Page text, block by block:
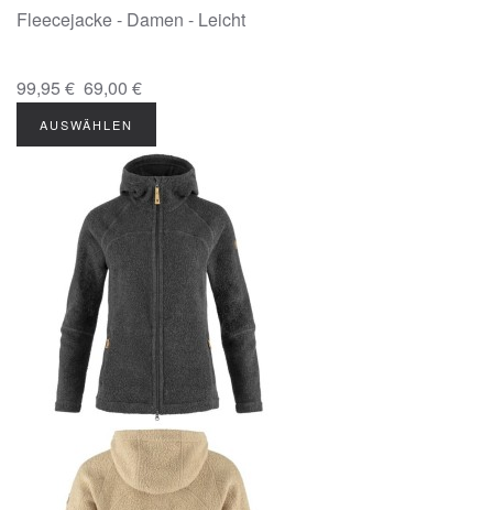
Fleecejacke - Damen - Leicht
99,95 € 69,00 €
AUSWÄHLEN